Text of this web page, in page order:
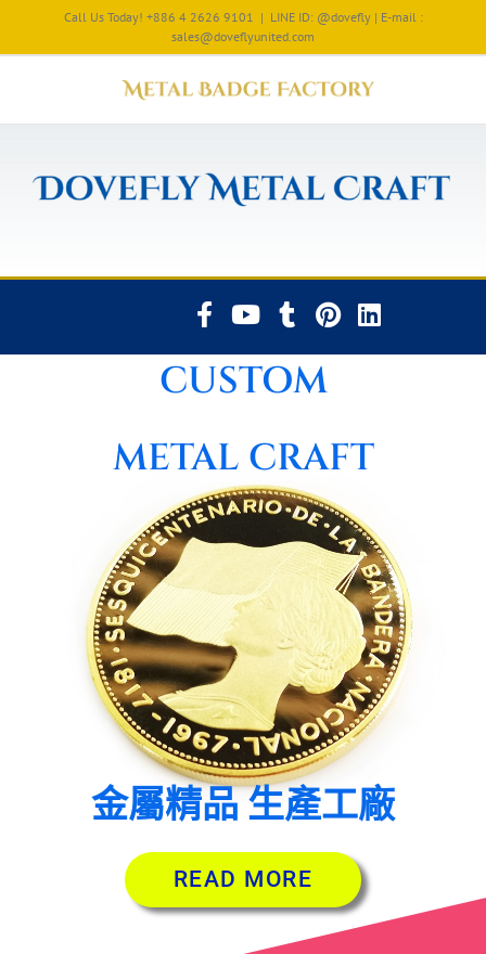
Call Us Today! +886 4 2626 9101 | LINE ID: @dovefly | E-mail :
sales@doveflyunited.com
CUSTOM
METAL CRAFT
金屬精品 生產工廠
READ MORE